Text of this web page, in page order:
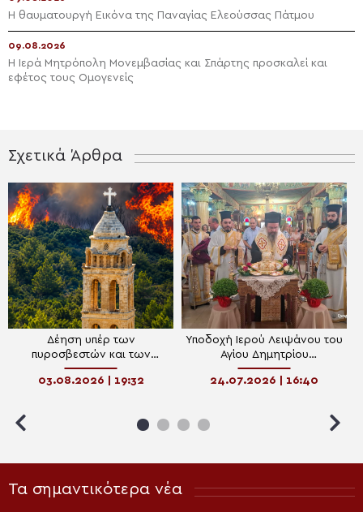
Η θαυματουργή Εικόνα της Παναγίας Ελεούσσας Πάτμου
09.08.2026
Η Ιερά Μητρόπολη Μονεμβασίας και Σπάρτης προσκαλεί και
εφέτος τους Ομογενείς
Σχετικά Άρθρα
Δέηση υπέρ των
πυροσβεστών και των
πυρόπληκτων στην Ι.Μ.
Αιτωλίας και Ακαρνανίας
03.08.2026 | 19:32
Υποδοχή Ιερού Λειψάνου του
Αγίου Δημητρίου
Γκαγκαστάθη στην Αμφιλοχία
24.07.2026 | 16:40
Τα σημαντικότερα νέα